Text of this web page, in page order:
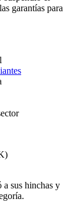
garantías para
sus hinchas y